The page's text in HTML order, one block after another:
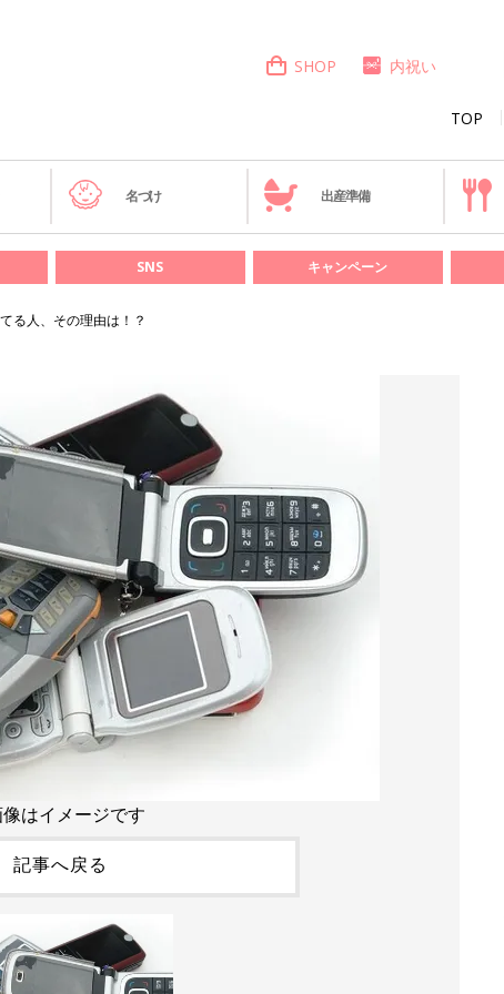
TOP
SHOP 内祝い
名づけ 出産準備
SNS キャンペーン
る人、その理由は！？
はイメージです
記事へ戻る